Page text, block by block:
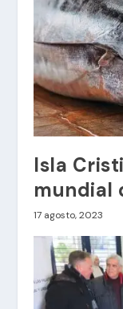
Isla
mundial
17 agosto, 2023